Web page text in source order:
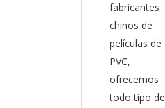
fabricantes
chinos de
películas de
PVC,
ofrecemos
todo tipo de